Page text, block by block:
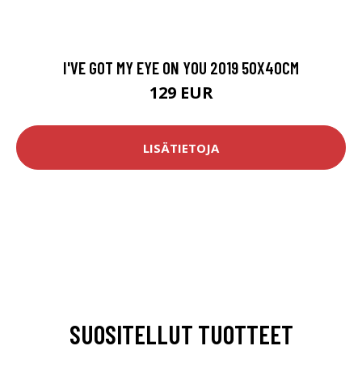
I'VE GOT MY EYE ON YOU 2019 50X40CM
129 EUR
LISÄTIETOJA
SUOSITELLUT TUOTTEET